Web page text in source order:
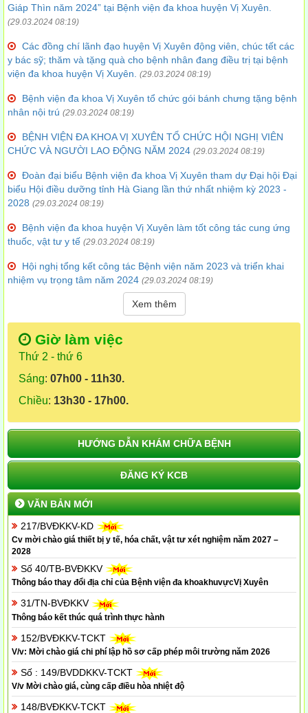
Giáp Thìn năm 2024” tại Bệnh viện đa khoa huyện Vị Xuyên.
(29.03.2024 08:19)
Các đồng chí lãnh đạo huyện Vị Xuyên động viên, chúc tết các
y bác sỹ; thăm và tặng quà cho bệnh nhân đang điều trị tại bệnh
viện đa khoa huyện Vị Xuyên.
(29.03.2024 08:19)
Bệnh viện đa khoa Vị Xuyên tổ chức gói bánh chưng tặng bệnh
nhân nội trú (29.03.2024 08:19)
BỆNH VIỆN ĐA KHOA VỊ XUYÊN TỔ CHỨC HỘI NGHỊ VIÊN
CHỨC VÀ NGƯỜI LAO ĐỘNG NĂM 2024 (29.03.2024 08:19)
Đoàn đại biểu Bệnh viện đa khoa Vị Xuyên tham dự Đại hội Đại
biểu Hội điều dưỡng tỉnh Hà Giang lần thứ nhất nhiệm kỳ 2023 -
2028 (29.03.2024 08:19)
Bệnh viện đa khoa huyện Vị Xuyên làm tốt công tác cung ứng
thuốc, vật tư y tế (29.03.2024 08:19)
Hội nghị tổng kết công tác Bệnh viện năm 2023 và triển khai
nhiệm vụ trọng tâm năm 2024 (29.03.2024 08:19)
Xem thêm
Giờ làm việc
Thứ 2 - thứ 6
Sáng: 07h00 - 11h30.
Chiều: 13h30 - 17h00.
HƯỚNG DẪN KHÁM CHỮA BỆNH
ĐĂNG KÝ KCB
VĂN BẢN MỚI
217/BVĐKKV-KD
Cv mời chào giá thiết bị y tế, hóa chất, vật tư xét nghiệm năm 2027 –
2028
Số 40/TB-BVĐKKV
Thông báo thay đổi địa chỉ của Bệnh viện đa khoakhuvựcVị Xuyên
31/TN-BVĐKKV
Thông báo kết thúc quá trình thực hành
152/BVĐKKV-TCKT
V/v: Mời chào giá chi phí lập hồ sơ cấp phép môi trường năm 2026
Số : 149/BVDDKKV-TCKT
V/v Mời chào giá, cùng cấp điều hòa nhiệt độ
148/BVĐKKV-TCKT